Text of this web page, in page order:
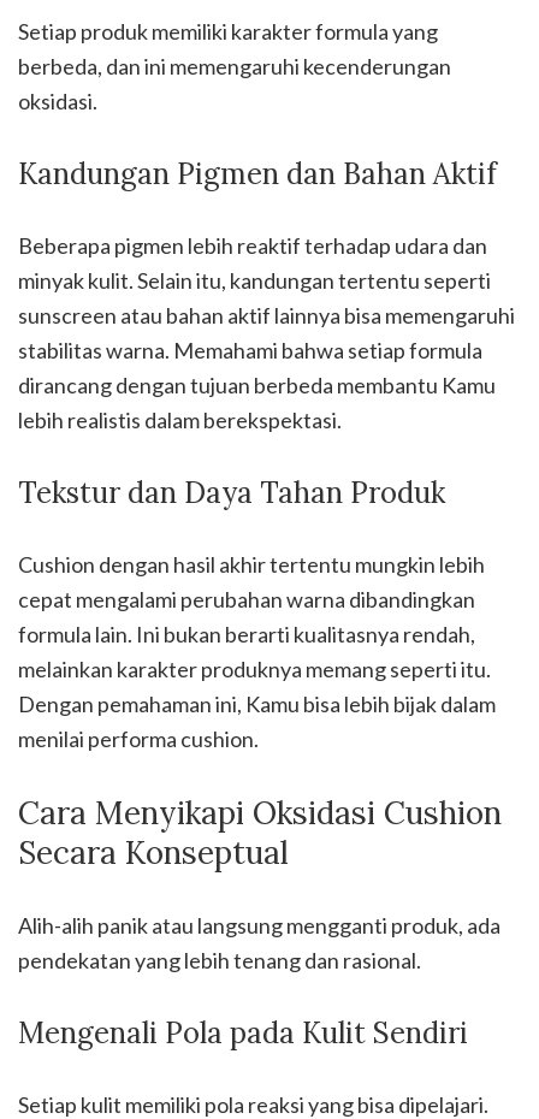
Setiap produk memiliki karakter formula yang
berbeda, dan ini memengaruhi kecenderungan
oksidasi.
Kandungan Pigmen dan Bahan Aktif
Beberapa pigmen lebih reaktif terhadap udara dan
minyak kulit. Selain itu, kandungan tertentu seperti
sunscreen atau bahan aktif lainnya bisa memengaruhi
stabilitas warna. Memahami bahwa setiap formula
dirancang dengan tujuan berbeda membantu Kamu
lebih realistis dalam berekspektasi.
Tekstur dan Daya Tahan Produk
Cushion dengan hasil akhir tertentu mungkin lebih
cepat mengalami perubahan warna dibandingkan
formula lain. Ini bukan berarti kualitasnya rendah,
melainkan karakter produknya memang seperti itu.
Dengan pemahaman ini, Kamu bisa lebih bijak dalam
menilai performa cushion.
Cara Menyikapi Oksidasi Cushion
Secara Konseptual
Alih-alih panik atau langsung mengganti produk, ada
pendekatan yang lebih tenang dan rasional.
Mengenali Pola pada Kulit Sendiri
Setiap kulit memiliki pola reaksi yang bisa dipelajari.